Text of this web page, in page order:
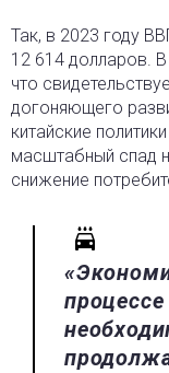
Так, в 2023 году
12 614 долларов.
что
догоняющего
китайские
масштабный спад
снижение